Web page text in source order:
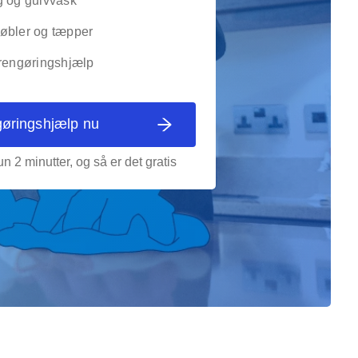
og tæpper
nu
2 minutter, og så er det gratis